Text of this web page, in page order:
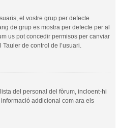
el vostre grup per defecte
de grup es mostra per defecte per al
us pot concedir permisos per canviar
de control de l’usuari.
del personal del fòrum, incloent-hi
addicional com ara els